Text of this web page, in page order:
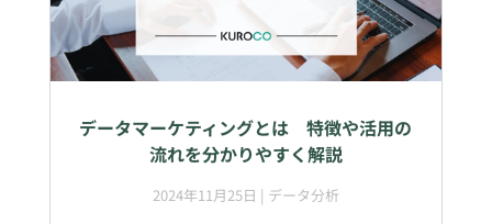
データマーケティングとは 特徴や活用の
流れを分かりやすく解説
2024年11月25日 | データ分析